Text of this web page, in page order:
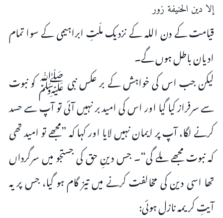
إلا دين الحنيفة زور
قیامت کے دن اللہ کے نزدیک ملّتِ ابراہیمی کے سوا تمام
ادیان باطل ہوں گے۔
لیکن جب اس کی خواہش کے بر عکس نبی ﷺ کو نبوت
سے سرفراز کیا گیا اور اس کی امید بر نہیں آئی تو آپ سے حسد
کرنے لگا، آپ پر ایمان نہیں لایا اور کہا کہ ”مجھے تو امید تھی
کہ نبوت مجھے ملے گی“۔ جس دینِ حق کی جستجو میں سرگرداں
تھا اسی دین کی مخالفت کرنے میں تیز گام ہو گیا، جس پر یہ
آیتِ کریمہ نازل ہوئی: